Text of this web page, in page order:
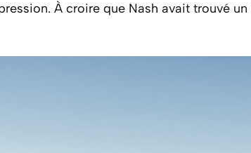
À croire que Nash avait trouvé